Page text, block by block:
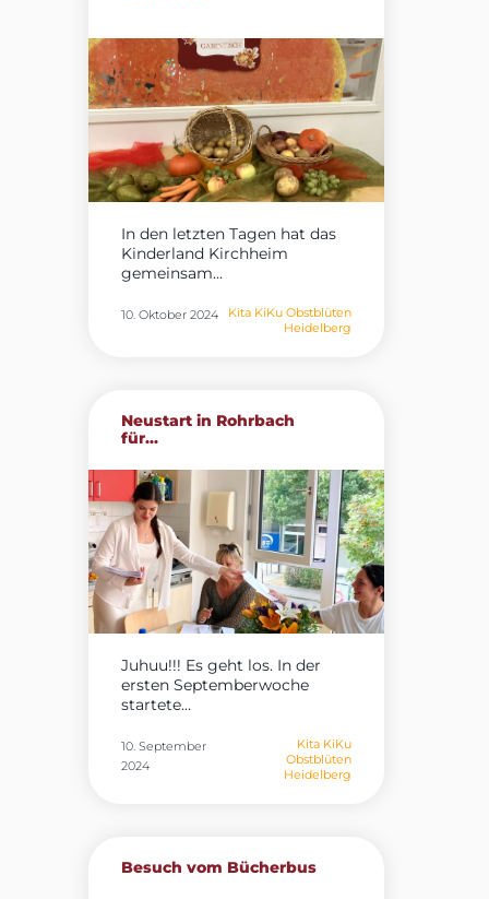
In den letzten Tagen hat das
Kinderland Kirchheim
gemeinsam...
10. Oktober 2024
Kita KiKu Obstblüten
Heidelberg
Neustart in Rohrbach
für...
Juhuu!!! Es geht los. In der
ersten Septemberwoche
startete...
10. September
2024
Kita KiKu
Obstblüten
Heidelberg
Besuch vom Bücherbus